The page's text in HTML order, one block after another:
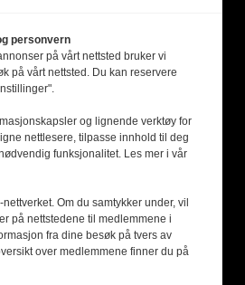
personvern
på vårt nettsted bruker vi
på vårt nettsted. Du kan reservere
og lignende verktøy for
nettlesere, tilpasse innhold til deg
funksjonalitet. Les mer i vår
Om du samtykker under, vil
på nettstedene til medlemmene i
fra dine besøk på tvers av
over medlemmene finner du på